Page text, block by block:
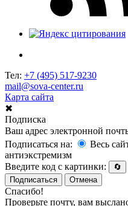
Тел: +7 (495) 517-9230
mail@sova-center.ru
Карта сайта
✖
Подписка
Ваш адрес электронной
Подписаться на:
Весь
антиэкстремизм
Введите код с картинки:
🔄
Подписаться
Отмена
Спасибо!
Проверьте почту, вам